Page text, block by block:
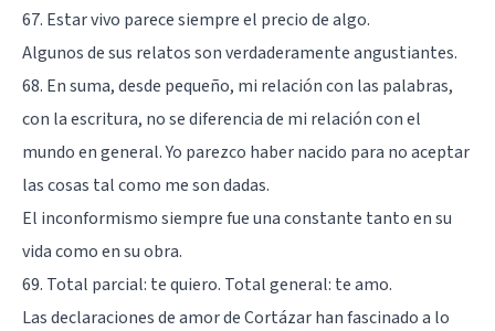
67. Estar vivo parece siempre el precio de algo.
Algunos de sus relatos son verdaderamente angustiantes.
68. En suma, desde pequeño, mi relación con las palabras,
con la escritura, no se diferencia de mi relación con el
mundo en general. Yo parezco haber nacido para no aceptar
las cosas tal como me son dadas.
El inconformismo siempre fue una constante tanto en su
vida como en su obra.
69. Total parcial: te quiero. Total general: te amo.
Las declaraciones de amor de Cortázar han fascinado a lo